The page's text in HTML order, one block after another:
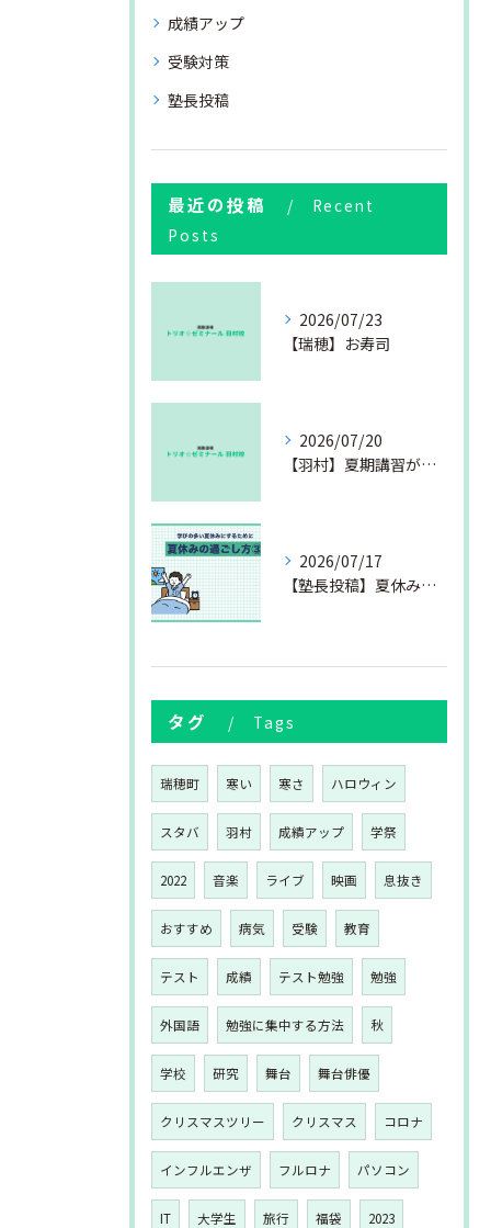
成績アップ
受験対策
塾長投稿
最近の投稿
Recent
Posts
2026/07/23
【瑞穂】お寿司
2026/07/20
【羽村】夏期講習が始まりました
2026/07/17
【塾長投稿】夏休みの過ごし方③
タグ Tags
瑞穂町 寒い 寒さ ハロウィン
スタバ 羽村 成績アップ 学祭
2022 音楽 ライブ 映画 息抜き
おすすめ 病気 受験 教育
テスト 成績 テスト勉強 勉強
外国語 勉強に集中する方法 秋
学校 研究 舞台 舞台俳優
クリスマスツリー クリスマス コロナ
インフルエンザ フルロナ パソコン
IT 大学生 旅行 福袋 2023